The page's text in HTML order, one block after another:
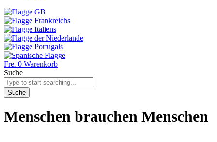
Frei 0 Warenkorb
Suche
Suche
Menschen brauchen Menschen